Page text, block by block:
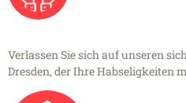
Verlassen Sie sich auf unseren
Dresden, der Ihre Habseligkeiten